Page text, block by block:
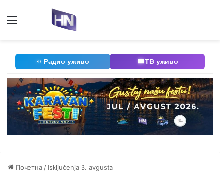
Радио уживо ТВ уживо
Почетна / Isključenja 3. avgusta